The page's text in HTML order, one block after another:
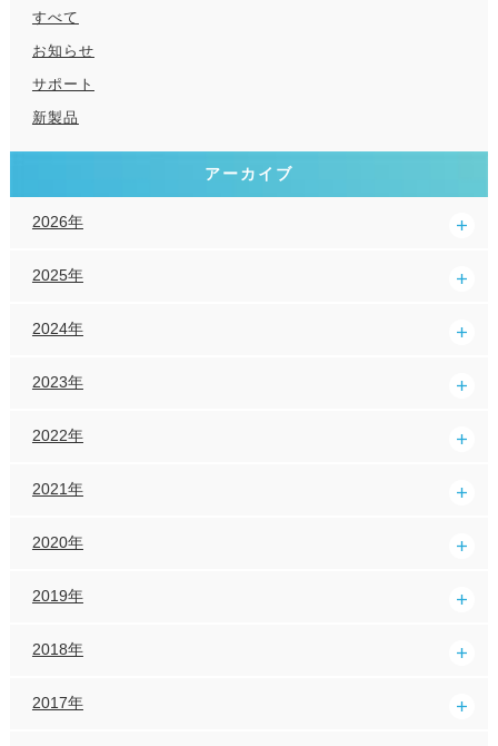
すべて
お知らせ
サポート
新製品
アーカイブ
2026年
2025年
2024年
2023年
2022年
2021年
2020年
2019年
2018年
2017年